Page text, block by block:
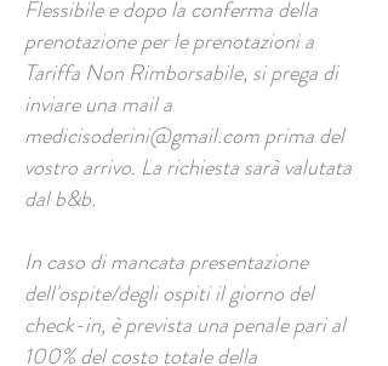
Flessibile e dopo la conferma della
prenotazione per le prenotazioni a
Tariffa Non Rimborsabile, si prega di
inviare una mail a
medicisoderini@gmail.comprima del
vostro arrivo. La richiesta sarà valutata
dal b&b.​
In caso di mancata presentazione
dell'ospite/degli ospiti il giorno del
check-in, è prevista una penale pari al
100% del costo totale della